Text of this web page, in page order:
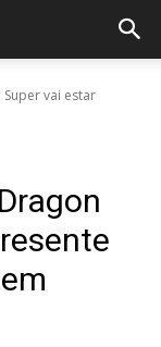
vai estar